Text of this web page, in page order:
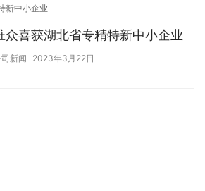
新中小企业
众喜获湖北省专精特新中小企业
新闻 2023年3月22日